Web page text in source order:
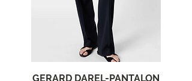
GERARD DAREL-PANTALON